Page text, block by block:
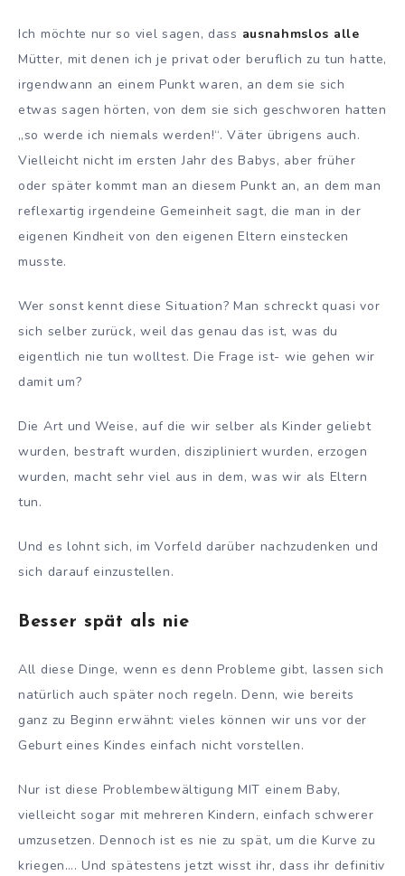
Ich möchte nur so viel sagen, dass ausnahmslos alle
Mütter, mit denen ich je privat oder beruflich zu tun hatte,
irgendwann an einem Punkt waren, an dem sie sich
etwas sagen hörten, von dem sie sich geschworen hatten
„so werde ich niemals werden!“. Väter übrigens auch.
Vielleicht nicht im ersten Jahr des Babys, aber früher
oder später kommt man an diesem Punkt an, an dem man
reflexartig irgendeine Gemeinheit sagt, die man in der
eigenen Kindheit von den eigenen Eltern einstecken
musste.
Wer sonst kennt diese Situation? Man schreckt quasi vor
sich selber zurück, weil das genau das ist, was du
eigentlich nie tun wolltest. Die Frage ist- wie gehen wir
damit um?
Die Art und Weise, auf die wir selber als Kinder geliebt
wurden, bestraft wurden, diszipliniert wurden, erzogen
wurden, macht sehr viel aus in dem, was wir als Eltern
tun.
Und es lohnt sich, im Vorfeld darüber nachzudenken und
sich darauf einzustellen.
Besser spät als nie
All diese Dinge, wenn es denn Probleme gibt, lassen sich
natürlich auch später noch regeln. Denn, wie bereits
ganz zu Beginn erwähnt: vieles können wir uns vor der
Geburt eines Kindes einfach nicht vorstellen.
Nur ist diese Problembewältigung MIT einem Baby,
vielleicht sogar mit mehreren Kindern, einfach schwerer
umzusetzen. Dennoch ist es nie zu spät, um die Kurve zu
kriegen…. Und spätestens jetzt wisst ihr, dass ihr definitiv